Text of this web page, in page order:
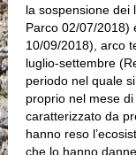
la sospensione dei
Parco 02/07/2018)
10/09/2018), arco
luglio-settembre
periodo nel quale
proprio nel mese
caratterizzato da
hanno reso
che lo hanno